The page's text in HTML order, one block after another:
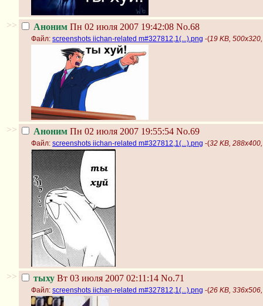
>> Аноним Пн 02 июля 2007 19:42:08 No.68
Файл: screenshots iichan-related m#327812,1(...).png -(19 KB,
>> Аноним Пн 02 июля 2007 19:55:54 No.69
Файл: screenshots iichan-related m#327812,1(...).png -(32 KB,
>> тыху Вт 03 июля 2007 02:11:14 No.71
Файл: screenshots iichan-related m#327812,1(...).png -(26 KB,